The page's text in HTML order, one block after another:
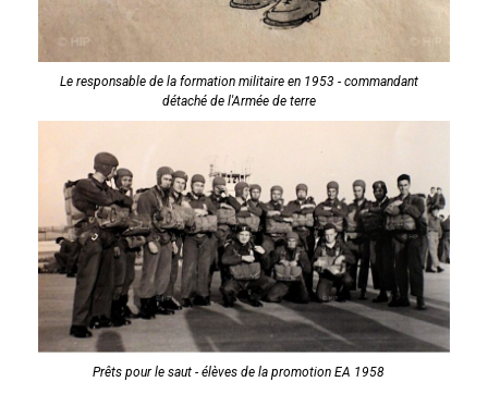
Le responsable de la formation militaire en 1953 - commandant
détaché de l'Armée de terre
Prêts pour le saut - élèves de la promotion EA 1958